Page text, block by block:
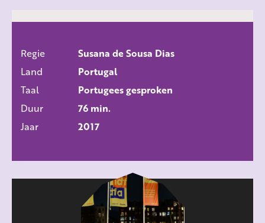
Regie
Susana de Sousa Dias
Land
Portugal
Taal
Portugees gesproken
Duur
76 min.
Jaar
2017